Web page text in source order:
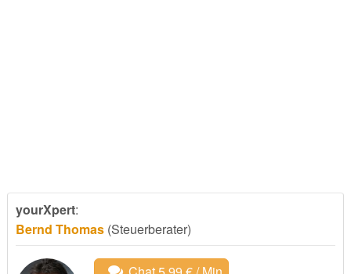
yourXpert:
Bernd Thomas(Steuerberater)